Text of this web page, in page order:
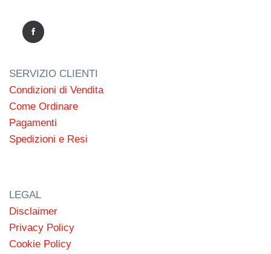
SERVIZIO CLIENTI
Condizioni di Vendita
Come Ordinare
Pagamenti
Spedizioni e Resi
LEGAL
Disclaimer
Privacy Policy
Cookie Policy